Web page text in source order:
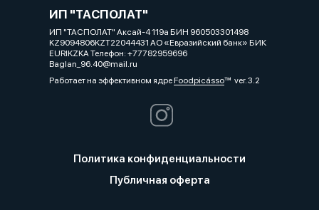
ИП "ТАСПОЛАТ"
ИП "ТАСПОЛАТ" Аксай-4 119а БИН 960503301498
KZ9094806KZT22044431 АО «Евразийский банк» БИК
EURIKZKA Телефон: +77782959696
Baglan_96.40@mail.ru
Работает на эффективном ядреFoodpicássover. 3.2
Политика конфиденциальности
Публичная оферта